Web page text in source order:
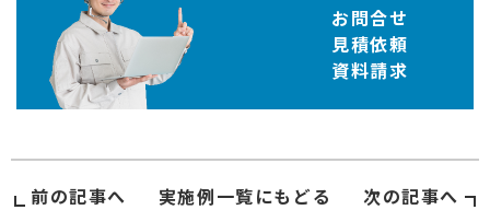
お問合せ
見積依頼
資料請求
前の記事へ 実施例一覧にもどる 次の記事へ